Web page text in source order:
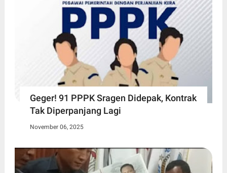
Geger! 91 PPPK Sragen Didepak, Kontrak
Tak Diperpanjang Lagi
November 06, 2025